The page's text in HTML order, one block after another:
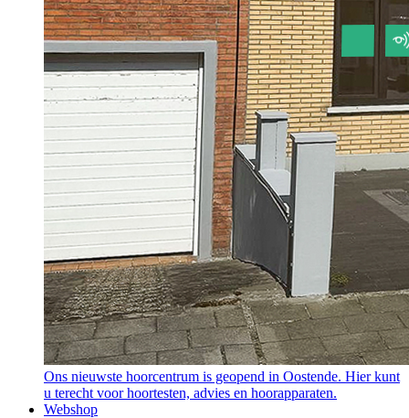
Ons nieuwste hoorcentrum is geopend in Oostende. Hier kunt
u terecht voor hoortesten, advies en hoorapparaten.
Webshop